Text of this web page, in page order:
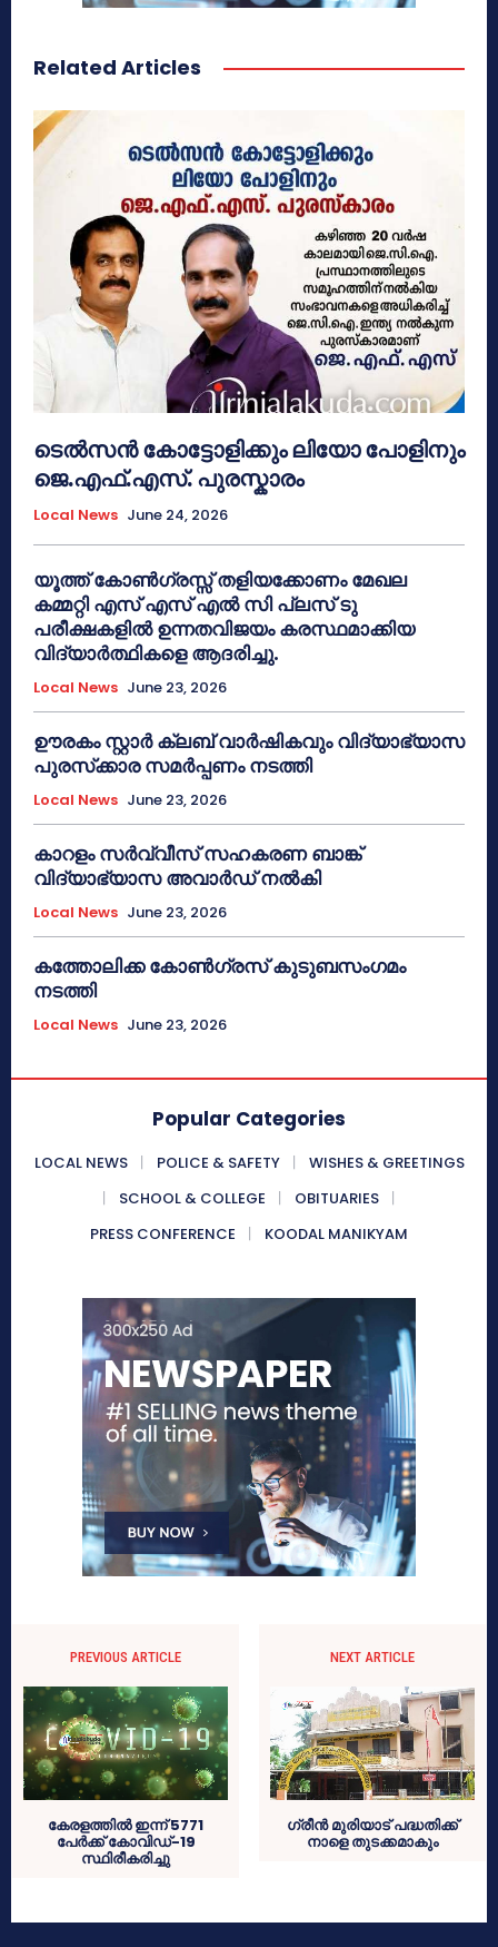
Related Articles
ടെൽസൻ കോട്ടോളിക്കും ലിയോ പോളിനും
ജെ.എഫ്.എസ്. പുരസ്കാരം
Local News June 24, 2026
യൂത്ത് കോൺഗ്രസ്സ് തളിയക്കോണം മേഖല
കമ്മറ്റി എസ് എസ് എൽ സി പ്ലസ് ടു
പരീക്ഷകളിൽ ഉന്നതവിജയം കരസ്ഥമാക്കിയ
വിദ്യാർത്ഥികളെ ആദരിച്ചു.
Local News June 23, 2026
ഊരകം സ്റ്റാർ ക്ലബ് വാർഷികവും വിദ്യാഭ്യാസ
പുരസ്‌ക്കാര സമർപ്പണം നടത്തി
Local News June 23, 2026
കാറളം സർവ്വീസ് സഹകരണ ബാങ്ക്
വിദ്യാഭ്യാസ അവാർഡ് നൽകി
Local News June 23, 2026
കത്തോലിക്ക കോൺഗ്രസ് കുടുബസംഗമം
നടത്തി
Local News June 23, 2026
Popular Categories
LOCAL NEWS POLICE & SAFETY
WISHES & GREETINGS
SCHOOL & COLLEGE
OBITUARIES
PRESS CONFERENCE
KOODAL MANIKYAM
PREVIOUS ARTICLE
കേരളത്തില്‍ ഇന്ന് 5771
പേര്‍ക്ക് കോവിഡ്-19
സ്ഥിരീകരിച്ചു
NEXT ARTICLE
ഗ്രീന്‍ മുരിയാട് പദ്ധതിക്ക്
നാളെ തുടക്കമാകും